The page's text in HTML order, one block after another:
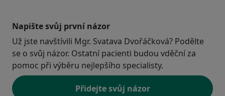
Napište svůj první názor
Už jste navštívili Mgr. Svatava Dvořáčková? Podělte
se o svůj názor. Ostatní pacienti budou vděční za
pomoc při výběru nejlepšího specialisty.
Přidejte svůj názor